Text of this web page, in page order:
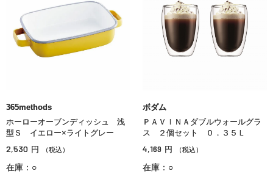
365methods
ホーローオーブンディッシュ 浅
型Ｓ イエロー×ライトグレー
2,530 円 （税込）
在庫：○
ボダム
ＰＡＶＩＮＡダブルウォールグラ
ス ２個セット ０．３５Ｌ
4,169 円 （税込）
在庫：○